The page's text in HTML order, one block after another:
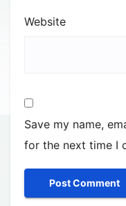
Website
Save my name,
for the next time I